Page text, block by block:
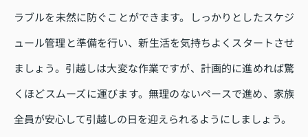
ラブルを未然に防ぐことができます。しっかりとしたスケジ
ュール管理と準備を行い、新生活を気持ちよくスタートさせ
ましょう。引越しは大変な作業ですが、計画的に進めれば驚
くほどスムーズに運びます。無理のないペースで進め、家族
全員が安心して引越しの日を迎えられるようにしましょう。